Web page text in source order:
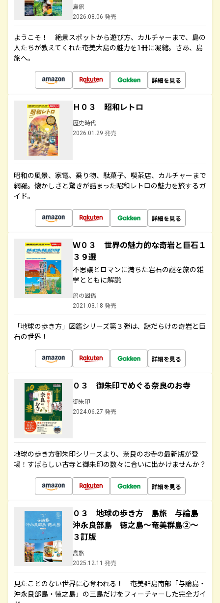
島旅
2026.08.06 発売
ようこそ！ 絶景スポットから遊び方、カルチャーまで、島の
人たちが教えてくれた奄美大島の魅力を1冊に凝縮。さあ、島
旅へ。
詳細を見る
Ｈ０３ 昭和レトロ
歴史時代
2026.01.29 発売
昭和の風景、家電、乗り物、駄菓子、喫茶店、カルチャーまで
網羅。懐かしさと驚きが詰まった昭和レトロの魅力を旅するガ
イド。
詳細を見る
Ｗ０３ 世界の魅力的な奇岩と巨石１
３９選
不思議とロマンに満ちた岩石の謎を旅の雑
学とともに解説
旅の図鑑
2021.03.18 発売
「地球の歩き方」図鑑シリーズ第３弾は、謎だらけの奇岩と巨
石の世界！
詳細を見る
０３ 御朱印でめぐる奈良のお寺
御朱印
2024.06.27 発売
地球の歩き方御朱印シリーズより、奈良のお寺の最新版が登
場！すばらしい古寺と御朱印の数々に合いに出かけませんか？
詳細を見る
０３ 地球の歩き方 島旅 与論島
沖永良部島 徳之島～奄美群島②～
３訂版
島旅
2025.12.11 発売
見たことのない世界に心奪われる！ 奄美群島南部「与論島・
沖永良部島・徳之島」の三島だけをフィーチャーした完全ガイ